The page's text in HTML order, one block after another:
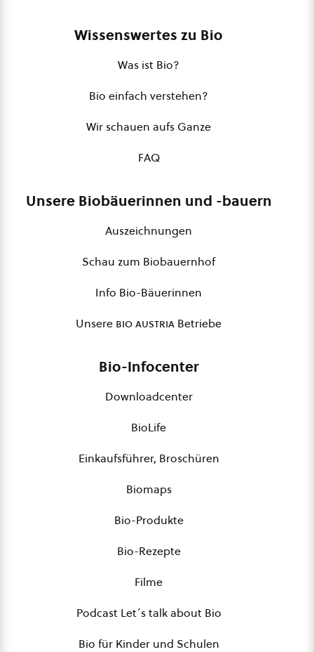
Wissenswertes zu Bio
Was ist Bio?
Bio einfach verstehen?
Wir schauen aufs Ganze
FAQ
Unsere Biobäuerinnen und -bauern
Auszeichnungen
Schau zum Biobauernhof
Info Bio-Bäuerinnen
Unsere bio austria Betriebe
Bio-Infocenter
Downloadcenter
BioLife
Einkaufsführer, Broschüren
Biomaps
Bio-Produkte
Bio-Rezepte
Filme
Podcast Let´s talk about Bio
Bio für Kinder und Schulen